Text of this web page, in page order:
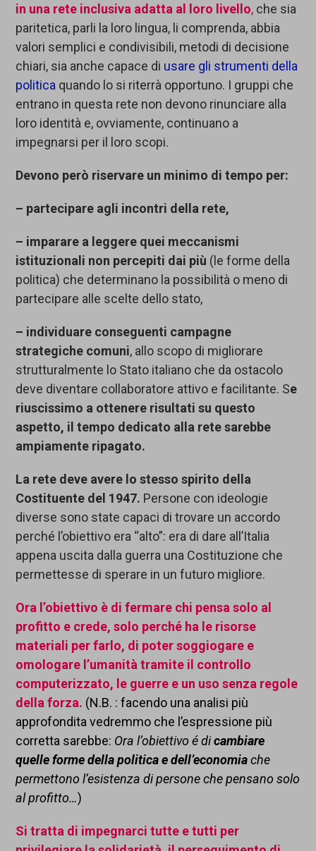
in una rete inclusiva adatta al loro livello, che sia
paritetica, parli la loro lingua, li comprenda, abbia
valori semplici e condivisibili, metodi di decisione
chiari, sia anche capace di usare gli strumenti della
politica quando lo si riterrà opportuno. I gruppi che
entrano in questa rete non devono rinunciare alla
loro identità e, ovviamente, continuano a
impegnarsi per il loro scopi.
Devono però riservare un minimo di tempo per:
– partecipare agli incontri della rete,
– imparare a leggere quei meccanismi
istituzionali non percepiti d ai più (le forme della
politica) che determinano la possibilità o meno di
partecipare alle scelte dello stato,
– individuare conseguenti campagne
strategiche comuni, allo scopo di migliorare
strutturalmente lo Stato italiano che da ostacolo
deve diventare collaboratore attivo e facilitante. Se
riuscissimo a ottenere risultati su questo
aspetto, il tempo dedicato alla rete sarebbe
ampiamente ripagato.
La rete deve avere lo stesso spirito della
Costituente del 1947. Persone con ideologie
diverse sono state capaci di trovare un accordo
perché l’obiettivo era “alto”: era di dare all’Italia
appena uscita dalla guerra una Costituzione che
permettesse di sperare in un futuro migliore.
Ora l’obiettivo è di fermare chi pensa solo al
profitto e crede,solo perché ha le risorse
materiali per farlo, di poter soggiogare e
omologare l’umanità tramite il controllo
computerizzato, le guerre e un usosenza regole
della forza. (N.B. : facendo una analisi più
approfondita vedremmo che l’espressione più
corretta sarebbe: Ora l’obiettivo édicambiare
quelle forme della politica e dell’economiache
permettono l’esistenza di persone che pensano solo
al profitto…)
Si tratta di impegnarci tutte e tutti per